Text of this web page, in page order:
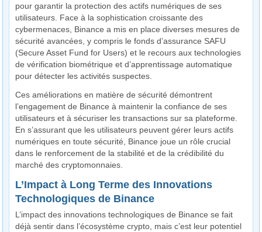
pour garantir la protection des actifs numériques de ses
utilisateurs. Face à la sophistication croissante des
cybermenaces, Binance a mis en place diverses mesures de
sécurité avancées, y compris le fonds d’assurance SAFU
(Secure Asset Fund for Users) et le recours aux technologies
de vérification biométrique et d’apprentissage automatique
pour détecter les activités suspectes.
Ces améliorations en matière de sécurité démontrent
l’engagement de Binance à maintenir la confiance de ses
utilisateurs et à sécuriser les transactions sur sa plateforme.
En s’assurant que les utilisateurs peuvent gérer leurs actifs
numériques en toute sécurité, Binance joue un rôle crucial
dans le renforcement de la stabilité et de la crédibilité du
marché des cryptomonnaies.
L’Impact à Long Terme des Innovations
Technologiques de Binance
L’impact des innovations technologiques de Binance se fait
déjà sentir dans l’écosystème crypto, mais c’est leur potentiel